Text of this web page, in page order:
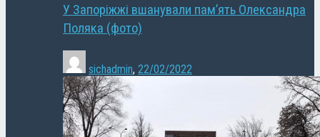
У Запоріжжі вшанували пам’ять Олександра
Поляка (фото)
sichadmin, 22/02/2022